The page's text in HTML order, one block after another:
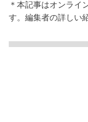
＊本記事はオンライ
す。 編集者の詳しい